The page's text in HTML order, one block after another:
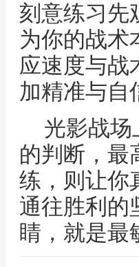
刻意练习先
为你的战术
应速度与战
加精准与自
光影战
的判断，最
练，则让你
通往胜利的
睛，就是最